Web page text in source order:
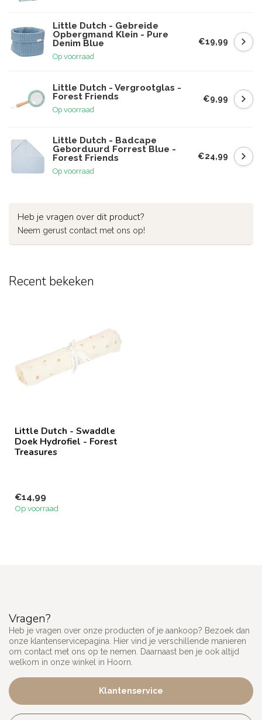
Little Dutch - Gebreide
Opbergmand Klein - Pure
Denim Blue
Op voorraad
€19,99
Little Dutch - Vergrootglas -
Forest Friends
Op voorraad
€9,99
Little Dutch - Badcape
Geborduurd Forrest Blue -
Forest Friends
Op voorraad
€24,99
Heb je vragen over dit product?
Neem gerust contact met ons op!
Recent bekeken
Little Dutch - Swaddle
Doek Hydrofiel - Forest
Treasures
€14,99
Op voorraad
Vragen?
Heb je vragen over onze producten of je aankoop? Bezoek dan
onze klantenservicepagina. Hier vind je verschillende manieren
om contact met ons op te nemen. Daarnaast ben je ook altijd
welkom in onze winkel in Hoorn.
Klantenservice